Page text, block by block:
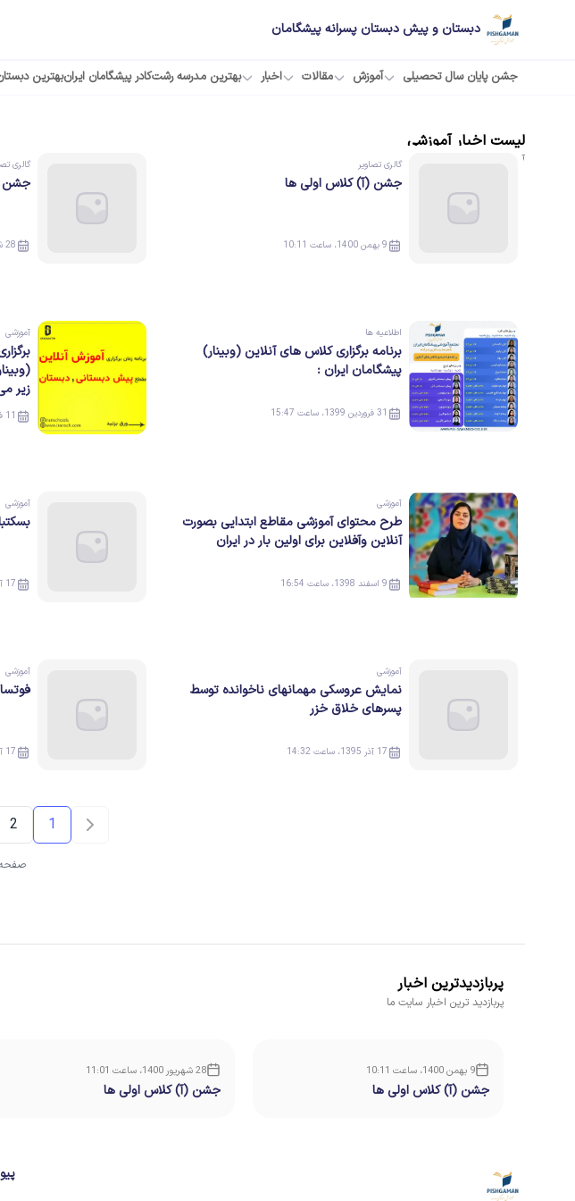
دبستان و پیش دبستان پسرانه پیشگامان
جشن پایان سال تحصیلی آموزش مقالات اخبار بهترین مدرسه رشتکادر پیشگامان ایرانبهترین
لیست اخبار آموزشی
آخرین گالری تصاویر
جشن (آ) کلاس اولی ها
9 بهمن 1400، ساعت 10:11
گالری
جشن
28 شهریور 1400، ساعت 11:01
اطلاعیه ها
برنامه برگزاری کلاس های آنلاین (وبینار)
پیشگامان ایران :
31 فروردین 1399، ساعت 15:47
آموزشی
زیر
11 فروردین 1399، ساعت 20:03
آموزشی
طرح محتوای آموزشی مقاطع ابتدایی بصورت
آنلاین وآفلاین برای اولین بار در ایران
9 اسفند 1398، ساعت 16:54
آموزشی
17 آذر 1395، ساعت 14:32
آموزشی
نمایش عروسکی مهمانهای ناخوانده توسط
پسرهای خلاق خزر
17 آذر 1395، ساعت 14:32
آموزشی
17 آذر 1395، ساعت 14:32
1
2
صفحه 1 از 115
پربازدیدترین اخبار
پربازدید ترین اخبار سایت ما
9 بهمن 1400، ساعت 10:11
جشن (آ) کلاس اولی ها
28 شهریور 1400، ساعت 11:01
جشن (آ) کلاس اولی ها